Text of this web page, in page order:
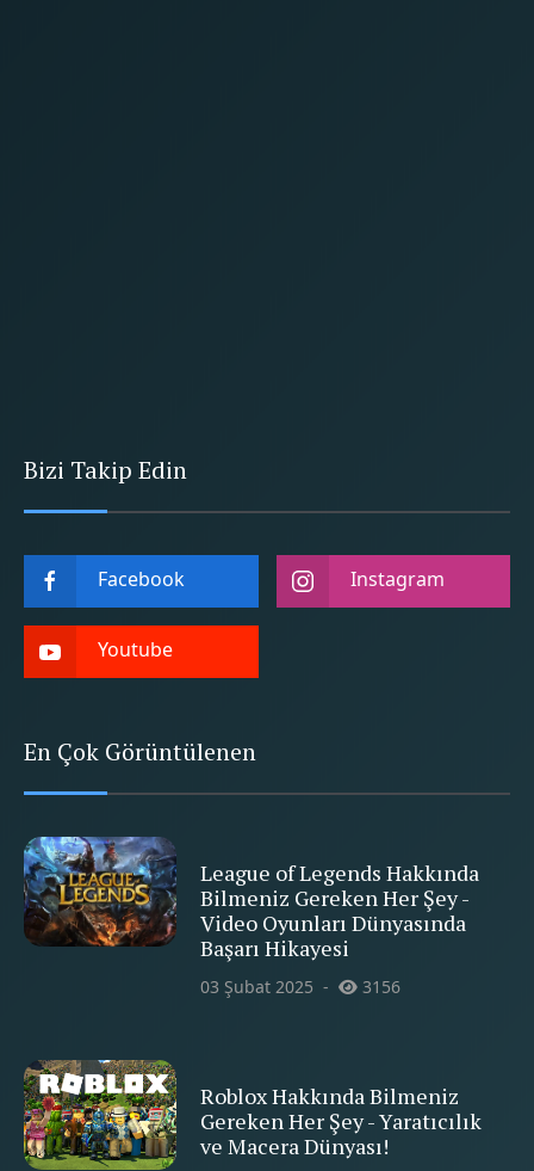
Bizi Takip Edin
Facebook Instagram
Youtube
En Çok Görüntülenen
League of Legends Hakkında
Bilmeniz Gereken Her Şey -
Video Oyunları Dünyasında
Başarı Hikayesi
03 Şubat 2025 3156
Roblox Hakkında Bilmeniz
Gereken Her Şey - Yaratıcılık
ve Macera Dünyası!